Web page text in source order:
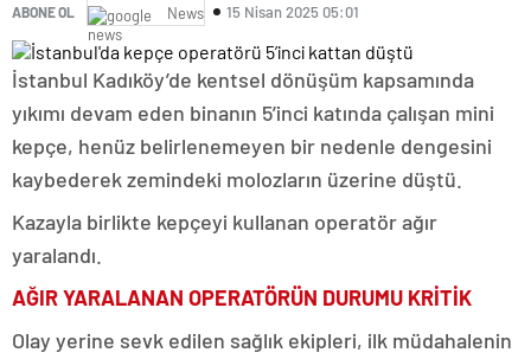
ABONE OL News 15 Nisan 2025 05:01
İstanbul Kadıköy’de kentsel dönüşüm kapsamında
yıkımı devam eden binanın 5’inci katında çalışan mini
kepçe, henüz belirlenemeyen bir nedenle dengesini
kaybederek zemindeki molozların üzerine düştü.
Kazayla birlikte kepçeyi kullanan operatör ağır
yaralandı.
AĞIR YARALANAN OPERATÖRÜN DURUMU KRİTİK
Olay yerine sevk edilen sağlık ekipleri, ilk müdahalenin